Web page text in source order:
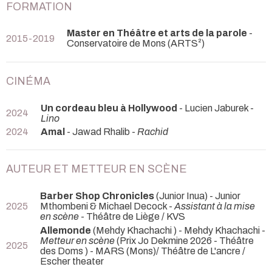
FORMATION
2015-2019 Master en Théâtre et arts de la parole -
Conservatoire de Mons (ARTS²)
CINÉMA
2024 Un cordeau bleu à Hollywood - Lucien Jaburek -
Lino
2024
Amal - Jawad Rhalib - Rachid
AUTEUR ET METTEUR EN SCÈNE
2025
Barber Shop Chronicles(Junior Inua) - Junior
Mthombeni & Michael Decock - Assistant à la mise
en scène - Théâtre de Liège / KVS
2025
Allemonde (Mehdy Khachachi ) - Mehdy Khachachi -
Metteur en scène(Prix Jo Dekmine 2026 - Théâtre
des Doms ) - MARS (Mons)/ Théâtre de L'ancre /
Escher theater